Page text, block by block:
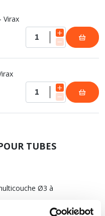
Virax
TUBES
Ø3 à